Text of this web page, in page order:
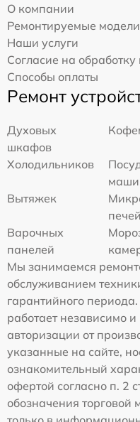
О компании
Ремонтируемые модели
Наши услуги
Согласие на
Способы оплаты
Ремонт
Духовых
шкафов
Холодильников
Вытяжек
печей
Варочных
панелей
Мы занимаемся
обслуживанием
гарантийного
работает независимо
авторизации от
указанные на сайте,
ознакомительный
офертой согласно п. 2
обозначения торговой